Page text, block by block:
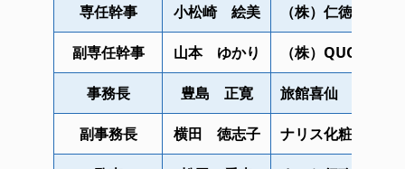
専任幹事 小松崎 絵美 （株）仁徳會
副専任幹事 山本 ゆかり （株）QUORIA
事務長 豊島 正寛 旅館喜仙
副事務長 横田 徳志子 ナリス化粧品横田